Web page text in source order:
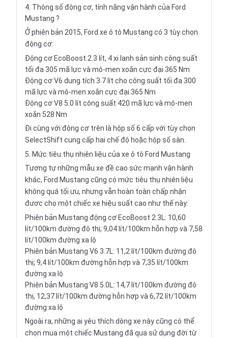
4. Thông số động cơ, tính năng vận hành của Ford
Mustang ?
Ở phiên bản 2015, Ford xe ô tô Mustang có 3 tùy chọn
động cơ:
Động cơ EcoBoost 2.3 lít, 4 xi lanh sản sinh công suất
tối đa 305 mã lực và mô-men xoắn cực đại 365 Nm
Động cơ V6 dung tích 3.7 lít cho công suất tối đa 300
mã lực và mô-men xoắn cực đại 365 Nm
Động cơ V8 5.0 lít công suất 420 mã lực và mô-men
xoắn 528 Nm
Đi cùng với động cơ trên là hộp số 6 cấp với tùy chọn
SelectShift cung cấp hai chế độ hoặc hộp số sàn.
5. Mức tiêu thụ nhiên liệu của xe ô tô Ford Mustang
Tương tự những mẫu xe đề cao sức mạnh vận hành
khác, Ford Mustang cũng có mức tiêu thụ nhiên liệu
không quá tối ưu, nhưng vẫn hoàn toàn chấp nhận
đươc cho một chiếc xe hiệu suất cao như thế này:
Phiên bản Mustang động cơ EcoBoost 2.3L: 10,60
lít/100km đường đô thị; 9,04 lít/100km hỗn hợp và 7,58
lít/100km đường xa lộ
Phiên bản Mustang V6 3.7L: 11,2 lít/100km đường đô
thị; 9,4 lít/100km đường hỗn hợp và 7,35 lít/100km
đường xa lộ
Phiên bản Mustang V8 5.0L: 14,7 lít/100km đường đô
thị, 12,37 lít/100km đường hỗn hợp và 6,72 lít/100km
đường xa lộ
Ngoài ra, những ai yêu thích dòng xe này cũng có thể
chọn mua một chiếc Mustang đã qua sử dụng đời từ